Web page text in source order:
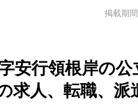
掲載期
安行領根岸の
求人、転職、派
幼稚園
事業所内保育所